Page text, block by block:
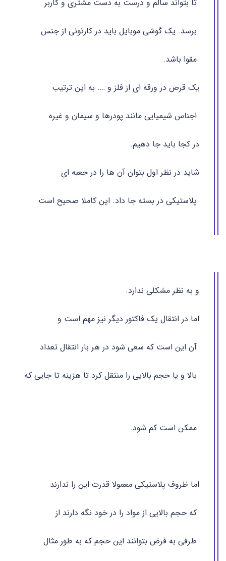
تا بتواند سالم و درست به دست مشتری و کاربر
برسد. یک گوشی موبایل باید در کارتونی از جنس
مقوا باشد.
یک قرص در ورقه ای از فلز و …. به این ترتیب
اجناس شیمیایی مانند پودرها و سیمان و غیره
در کجا باید جا دهیم.
شاید در نظر اول بتوان آن ها را در جعبه ای
پلاستیکی در بسته جا داد. این کاملا صحیح است
و به نظر مشکلی ندارد.
اما در انتقال یک فاکتور دیگر نیز مهم است و
آن این است که سعی شود در هر بار انتقال تعداد
بالا و یا حجم بالایی را منتقل کرد تا هزینه تا جایی که
ممکن است کم شود.
اما ظروف پلاستیکی معمولا قدرت این را ندارند
که حجم بالایی از مواد را در خود نگه دارند از
طرفی به فرض بتوانند این حجم که به طور مثال